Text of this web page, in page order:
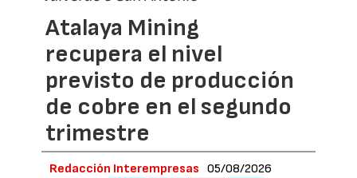
Atalaya Mining
recupera el nivel
previsto de producción
de cobre en el segundo
trimestre
Redacción Interempresas 05/08/2026